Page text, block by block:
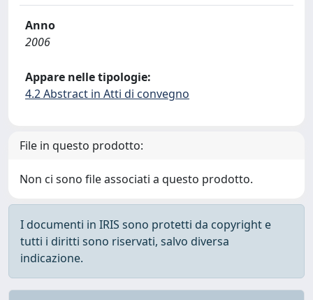
Anno
2006
Appare nelle tipologie:
4.2 Abstract in Atti di convegno
File in questo prodotto:
Non ci sono file associati a questo prodotto.
I documenti in IRIS sono protetti da copyright e
tutti i diritti sono riservati, salvo diversa
indicazione.